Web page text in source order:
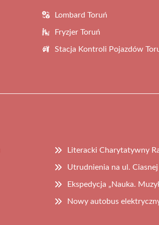
Lombard Toruń
Fryzjer Toruń
Stacja Kontroli Pojazdów
Literacki Charytatywny
Utrudnienia na ul.
Ekspedycja „Nauka.
Nowy autobus